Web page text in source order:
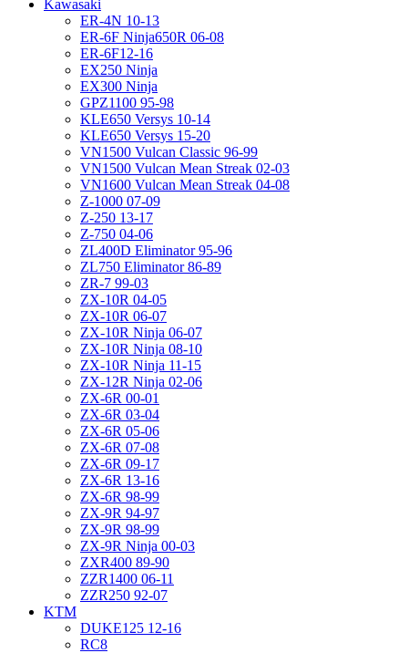
Kawasaki
ER-4N 10-13
ER-6F Ninja650R 06-08
ER-6F12-16
EX250 Ninja
EX300 Ninja
GPZ1100 95-98
KLE650 Versys 10-14
KLE650 Versys 15-20
VN1500 Vulcan Classic 96-99
VN1500 Vulcan Mean Streak 02-03
VN1600 Vulcan Mean Streak 04-08
Z-1000 07-09
Z-250 13-17
Z-750 04-06
ZL400D Eliminator 95-96
ZL750 Eliminator 86-89
ZR-7 99-03
ZX-10R 04-05
ZX-10R 06-07
ZX-10R Ninja 06-07
ZX-10R Ninja 08-10
ZX-10R Ninja 11-15
ZX-12R Ninja 02-06
ZX-6R 00-01
ZX-6R 03-04
ZX-6R 05-06
ZX-6R 07-08
ZX-6R 09-17
ZX-6R 13-16
ZX-6R 98-99
ZX-9R 94-97
ZX-9R 98-99
ZX-9R Ninja 00-03
ZXR400 89-90
ZZR1400 06-11
ZZR250 92-07
KTM
DUKE125 12-16
RC8